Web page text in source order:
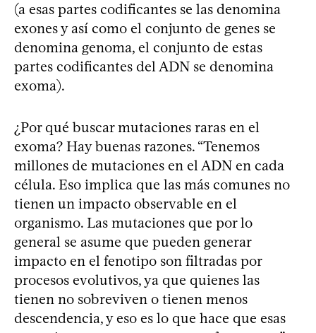
(a esas partes codificantes se las denomina
exones y así como el conjunto de genes se
denomina genoma, el conjunto de estas
partes codificantes del ADN se denomina
exoma).
¿Por qué buscar mutaciones raras en el
exoma? Hay buenas razones. “Tenemos
millones de mutaciones en el ADN en cada
célula. Eso implica que las más comunes no
tienen un impacto observable en el
organismo. Las mutaciones que por lo
general se asume que pueden generar
impacto en el fenotipo son filtradas por
procesos evolutivos, ya que quienes las
tienen no sobreviven o tienen menos
descendencia, y eso es lo que hace que esas